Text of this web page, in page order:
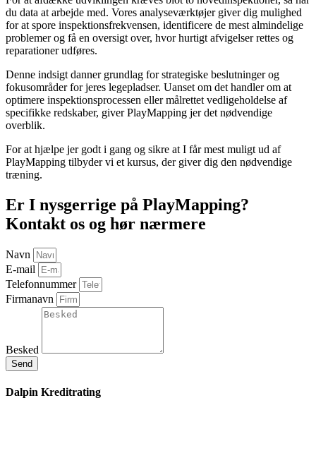
du data at arbejde med. Vores analyseværktøjer giver dig mulighed
for at spore inspektionsfrekvensen, identificere de mest almindelige
problemer og få en oversigt over, hvor hurtigt afvigelser rettes og
reparationer udføres.
Denne indsigt danner grundlag for strategiske beslutninger og
fokusområder for jeres legepladser. Uanset om det handler om at
optimere inspektionsprocessen eller målrettet vedligeholdelse af
specifikke redskaber, giver PlayMapping jer det nødvendige
overblik.
For at hjælpe jer godt i gang og sikre at I får mest muligt ud af
PlayMapping tilbyder vi et kursus, der giver dig den nødvendige
træning.
Er I nysgerrige på PlayMapping?
Kontakt os og hør nærmere
Navn
E-mail
Telefonnummer
Firmanavn
Besked
Send
Dalpin Kreditrating